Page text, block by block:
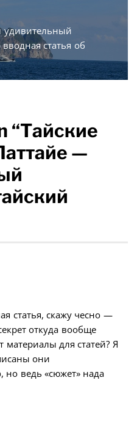
удивительный
статья об
“Тайские
—
статья, скажу чесно —
откуда вообще
материалы для статей? Я
они
но ведь «сюжет» нада